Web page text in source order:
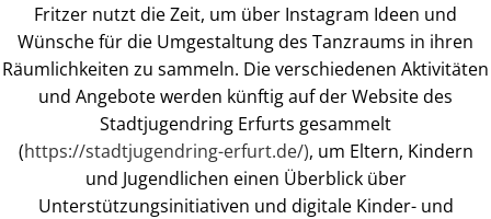
Fritzer nutzt die Zeit, um über Instagram Ideen und
Wünsche für die Umgestaltung des Tanzraums in ihren
Räumlichkeiten zu sammeln. Die verschiedenen Aktivitäten
und Angebote werden künftig auf der Website des
Stadtjugendring Erfurts gesammelt
(https://stadtjugendring-erfurt.de/), um Eltern, Kindern
und Jugendlichen einen Überblick über
Unterstützungsinitiativen und digitale Kinder- und